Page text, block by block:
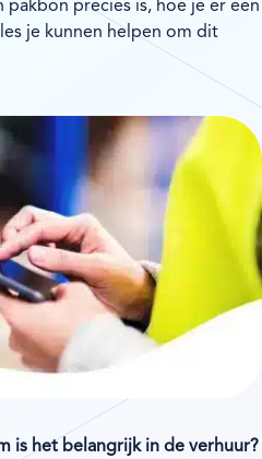
precies is, hoe je er een
je kunnen helpen om dit
is het belangrijk in de verhuur?